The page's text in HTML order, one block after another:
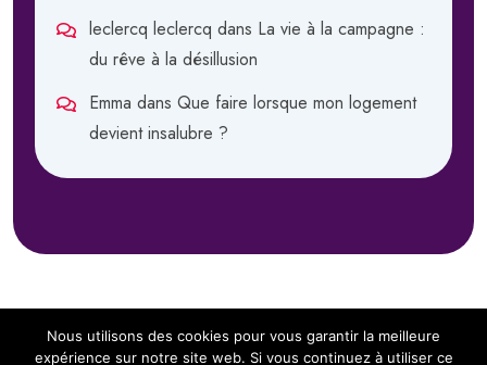
leclercq leclercq dans La vie à la campagne :
du rêve à la désillusion
Emma dans Que faire lorsque mon logement
devient insalubre ?
Nous utilisons des cookies pour vous garantir la meilleure
expérience sur notre site web. Si vous continuez à utiliser ce